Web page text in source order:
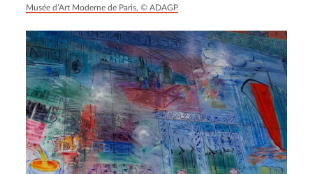
Musée d’Art Moderne de Paris, © ADAGP